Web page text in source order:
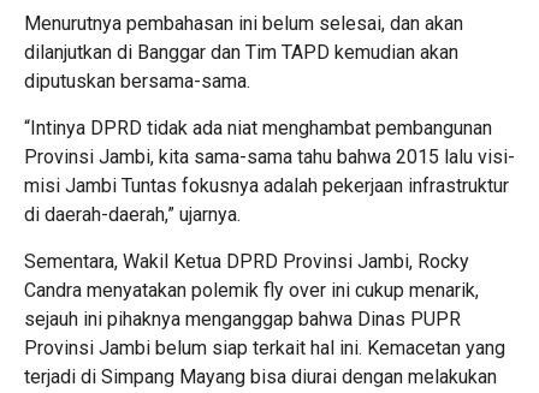
Menurutnya pembahasan ini belum selesai, dan akan
dilanjutkan di Banggar dan Tim TAPD kemudian akan
diputuskan bersama-sama.
“Intinya DPRD tidak ada niat menghambat pembangunan
Provinsi Jambi, kita sama-sama tahu bahwa 2015 lalu visi-
misi Jambi Tuntas fokusnya adalah pekerjaan infrastruktur
di daerah-daerah,” ujarnya.
Sementara, Wakil Ketua DPRD Provinsi Jambi, Rocky
Candra menyatakan polemik fly over ini cukup menarik,
sejauh ini pihaknya menganggap bahwa Dinas PUPR
Provinsi Jambi belum siap terkait hal ini. Kemacetan yang
terjadi di Simpang Mayang bisa diurai dengan melakukan